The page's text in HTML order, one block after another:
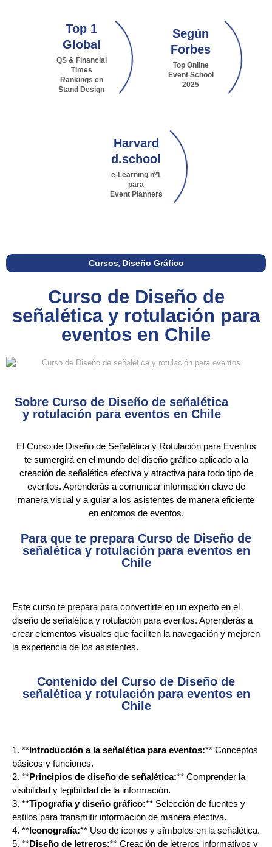
Top 1
Global
QS & Financial
Times
Rankings en
Stand Design
Según
Forbes
Top Online
Event School
2025
Harvard
d.school
e-Learning nº1
para
Event Planners
Cursos, Diseño Gráfico
Curso de Diseño de
señalética y rotulación para
eventos en Chile
Sobre Curso de Diseño de señalética
y rotulación para eventos en Chile
El Curso de Diseño de Señalética y Rotulación para Eventos
te sumergirá en el mundo del diseño gráfico aplicado a la
creación de señalética efectiva y atractiva para todo tipo de
eventos. Aprenderás a comunicar información clave de
manera visual y a guiar a los asistentes de manera eficiente
en entornos de eventos.
Para que te prepara Curso de Diseño de
señalética y rotulación para eventos en
Chile
Este curso te prepara para convertirte en un experto en el
diseño de señalética y rotulación para eventos. Aprenderás a
crear elementos visuales que faciliten la navegación y mejoren
la experiencia de los asistentes.
Contenido del Curso de Diseño de
señalética y rotulación para eventos en
Chile
1. **Introducción a la señalética para eventos:** Conceptos
básicos y funciones.
2. **Principios de diseño de señalética:** Comprender la
visibilidad y legibilidad de la información.
3. **Tipografía y diseño gráfico:** Selección de fuentes y
estilos para transmitir información de manera efectiva.
4. **Iconografía:** Uso de íconos y símbolos en la señalética.
5. **Diseño de letreros:** Creación de letreros informativos y